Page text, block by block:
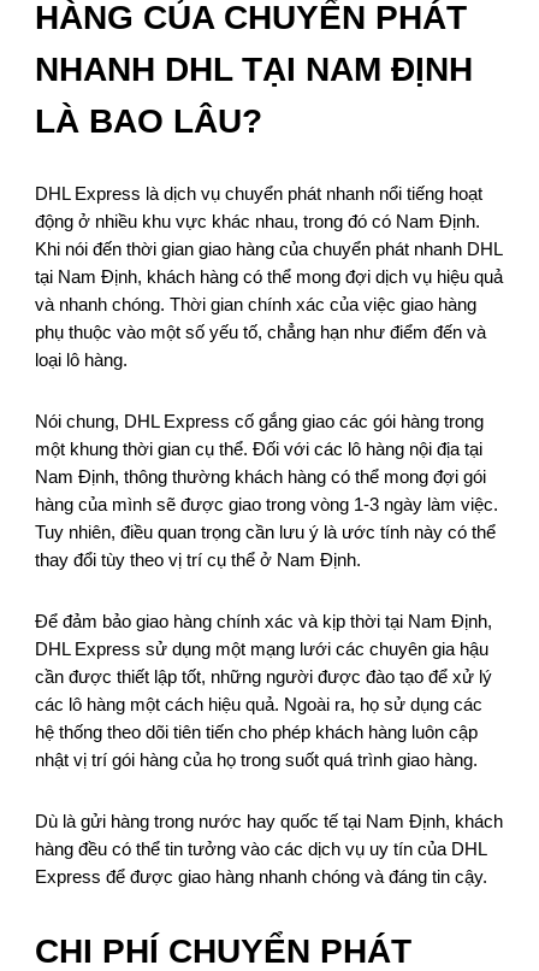
HÀNG CỦA CHUYỂN PHÁT
NHANH DHL TẠI NAM ĐỊNH
LÀ BAO LÂU?
DHL Express là dịch vụ chuyển phát nhanh nổi tiếng hoạt
động ở nhiều khu vực khác nhau, trong đó có Nam Định.
Khi nói đến thời gian giao hàng của chuyển phát nhanh DHL
tại Nam Định, khách hàng có thể mong đợi dịch vụ hiệu quả
và nhanh chóng. Thời gian chính xác của việc giao hàng
phụ thuộc vào một số yếu tố, chẳng hạn như điểm đến và
loại lô hàng.
Nói chung, DHL Express cố gắng giao các gói hàng trong
một khung thời gian cụ thể. Đối với các lô hàng nội địa tại
Nam Định, thông thường khách hàng có thể mong đợi gói
hàng của mình sẽ được giao trong vòng 1-3 ngày làm việc.
Tuy nhiên, điều quan trọng cần lưu ý là ước tính này có thể
thay đổi tùy theo vị trí cụ thể ở Nam Định.
Để đảm bảo giao hàng chính xác và kịp thời tại Nam Định,
DHL Express sử dụng một mạng lưới các chuyên gia hậu
cần được thiết lập tốt, những người được đào tạo để xử lý
các lô hàng một cách hiệu quả. Ngoài ra, họ sử dụng các
hệ thống theo dõi tiên tiến cho phép khách hàng luôn cập
nhật vị trí gói hàng của họ trong suốt quá trình giao hàng.
Dù là gửi hàng trong nước hay quốc tế tại Nam Định, khách
hàng đều có thể tin tưởng vào các dịch vụ uy tín của DHL
Express để được giao hàng nhanh chóng và đáng tin cậy.
CHI PHÍ CHUYỂN PHÁT